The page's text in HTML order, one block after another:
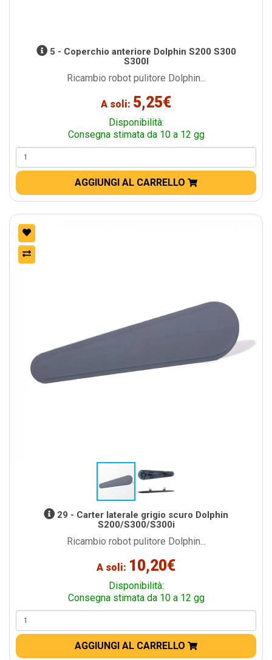
5 - Coperchio anteriore Dolphin S200 S300
S300I
Ricambio robot pulitore Dolphin...
A soli: 5,25€
Disponibilità:
Consegna stimata da 10 a 12 gg
AGGIUNGI AL CARRELLO
29 - Carter laterale grigio scuro Dolphin
S200/S300/S300i
Ricambio robot pulitore Dolphin...
A soli: 10,20€
Disponibilità:
Consegna stimata da 10 a 12 gg
AGGIUNGI AL CARRELLO